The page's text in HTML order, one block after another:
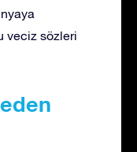
veciz sözleri